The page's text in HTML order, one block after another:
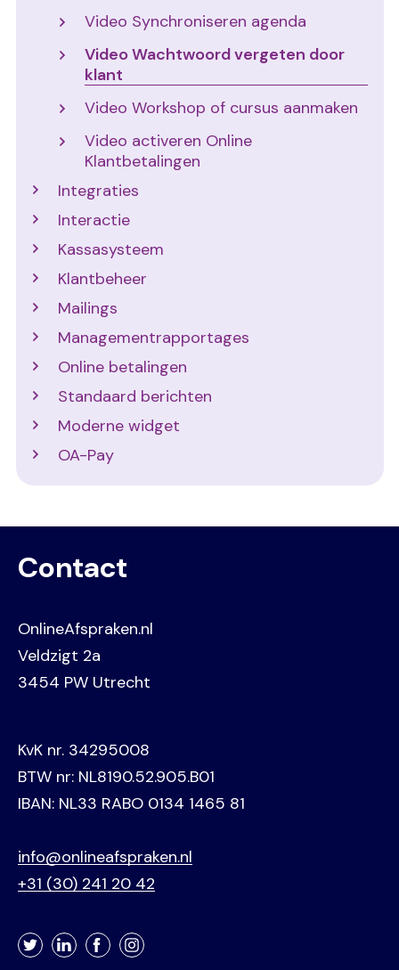
Video Synchroniseren agenda
Video Wachtwoord vergeten door
klant
Video Workshop of cursus aanmaken
Video activeren Online
Klantbetalingen
Integraties
Interactie
Kassasysteem
Klantbeheer
Mailings
Managementrapportages
Online betalingen
Standaard berichten
Moderne widget
OA-Pay
Contact
OnlineAfspraken.nl
Veldzigt 2a
3454 PW Utrecht
KvK nr. 34295008
BTW nr: NL8190.52.905.B01
IBAN: NL33 RABO 0134 1465 81
info@onlineafspraken.nl
+31 (30) 241 20 42
TwitterLinkedInFacebookInstagram